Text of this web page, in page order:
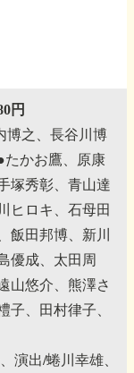
円
博之、長谷川博
たかお鷹、原康
塚秀彰、青山達
ヒロキ、石母田
飯田邦博、新川
優成、太田周
山悠介、熊澤さ
子、田村律子、
演出/蜷川幸雄、